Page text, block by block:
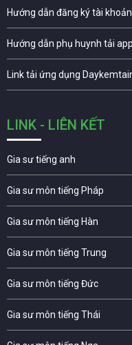
Hướng dẫn đăng ký tài
Hướng dẫn phụ huynh tải
Link tải ứng dụng
LINK - LIÊN KẾT
Gia sư tiếng anh
Gia sư môn tiếng Pháp
Gia sư môn tiếng Hàn
Gia sư môn tiếng Trung
Gia sư môn tiếng Đức
Gia sư môn tiếng Thái